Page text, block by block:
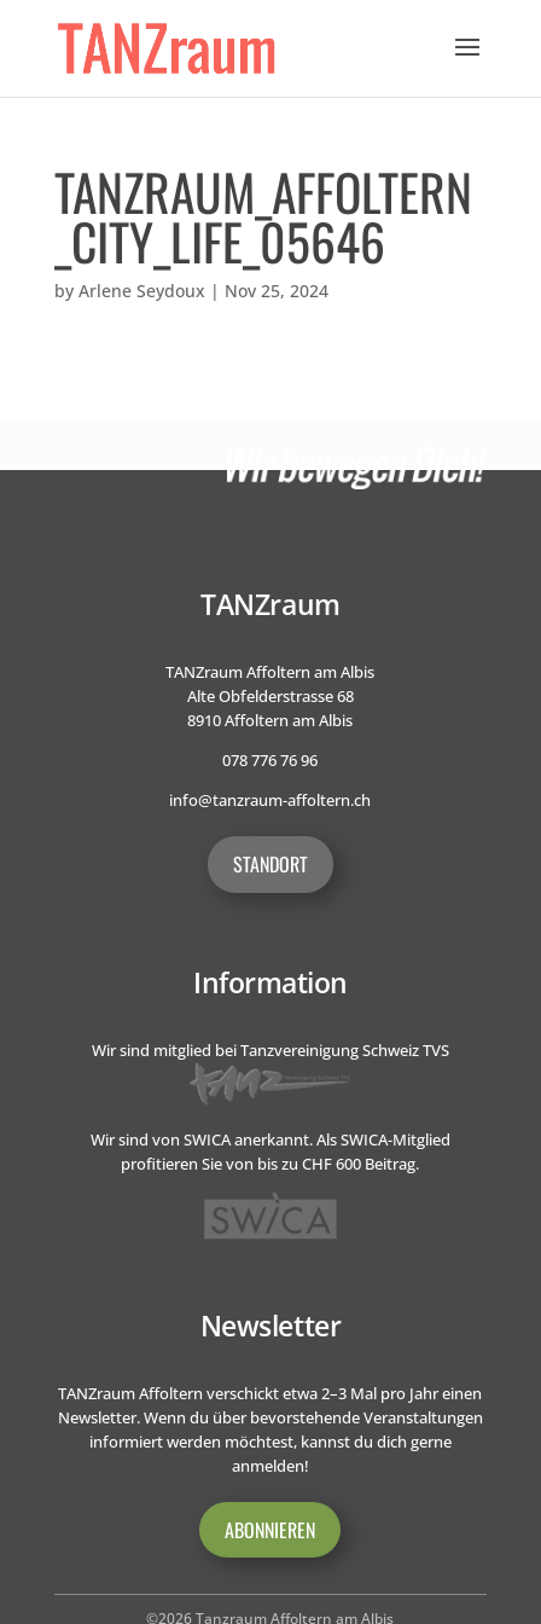
TANZRAUM_AFFOLTERN
_CITY_LIFE_05646
by Arlene Seydoux | Nov 25, 2024
TANZraum
TANZraum Affoltern am Albis
Alte Obfelderstrasse 68
8910 Affoltern am Albis
078 776 76 96
info@tanzraum-affoltern.ch
STANDORT
Information
Wir sind mitglied bei Tanzvereinigung Schweiz TVS
Wir sind von SWICA anerkannt.Als SWICA-Mitglied
profitieren Sie von bis zu CHF 600 Beitrag.
Newsletter
TANZraum Affoltern verschickt etwa 2–3 Mal pro Jahr einen
Newsletter. Wenn du über bevorstehende Veranstaltungen
informiert werden möchtest, kannst du dich gerne
anmelden!
ABONNIEREN
©2026 Tanzraum Affoltern am Albis